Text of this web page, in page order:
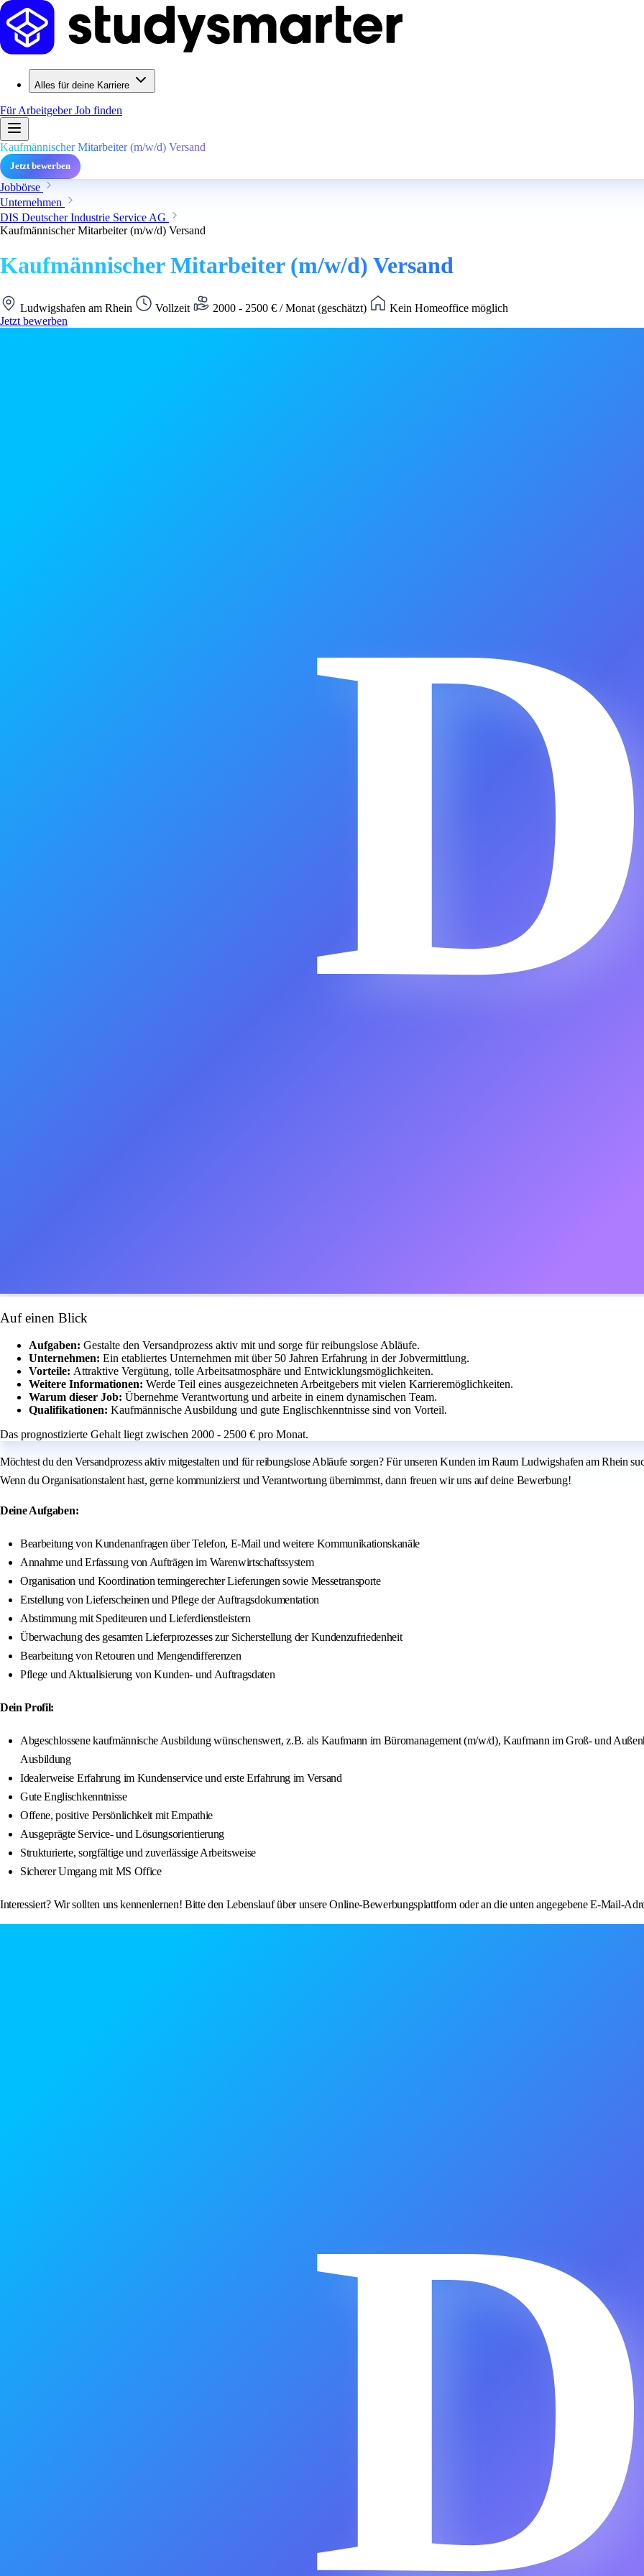
Alles für deine Karriere
Für ArbeitgeberJob finden
Kaufmännischer Mitarbeiter (m/w/d) Versand
Jetzt bewerben
Jobbörse
Unternehmen
DIS Deutscher Industrie Service AG
Kaufmännischer Mitarbeiter (m/w/d) Versand
Kaufmännischer Mitarbeiter (m/w/d) Versand
Ludwigshafen am Rhein Vollzeit 2000 - 2500 € / Monat (geschätzt)
Kein Homeoffice möglich
Jetzt bewerben
Auf einen Blick
Aufgaben: Gestalte den Versandprozess aktiv mit und sorge für reibungslose Abläufe.
Unternehmen: Ein etabliertes Unternehmen mit über 50 Jahren Erfahrung in der Jobvermittlung.
Vorteile: Attraktive Vergütung, tolle Arbeitsatmosphäre und Entwicklungsmöglichkeiten.
Weitere Informationen: Werde Teil eines ausgezeichneten Arbeitgebers mit vielen Karrieremöglichkeiten.
Warum dieser Job: Übernehme Verantwortung und arbeite in einem dynamischen Team.
Qualifikationen: Kaufmännische Ausbildung und gute Englischkenntnisse sind von Vorteil.
Das prognostizierte Gehalt liegt zwischen 2000 - 2500 € pro Monat.
Möchtest du den Versandprozess aktiv mitgestalten und für reibungslose Abläufe sorgen? Für unseren Kunden im Raum Ludwigshafen am Rhein
Wenn du Organisationstalent hast, gerne kommunizierst und Verantwortung übernimmst, dann freuen wir uns auf deine Bewerbung!
Deine Aufgaben:
Bearbeitung von Kundenanfragen über Telefon, E-Mail und weitere Kommunikationskanäle
Annahme und Erfassung von Aufträgen im Warenwirtschaftssystem
Organisation und Koordination termingerechter Lieferungen sowie Messetransporte
Erstellung von Lieferscheinen und Pflege der Auftragsdokumentation
Abstimmung mit Spediteuren und Lieferdienstleistern
Überwachung des gesamten Lieferprozesses zur Sicherstellung der Kundenzufriedenheit
Bearbeitung von Retouren und Mengendifferenzen
Pflege und Aktualisierung von Kunden- und Auftragsdaten
Dein Profil:
Abgeschlossene kaufmännische Ausbildung wünschenswert, z.B. als Kaufmann im Büromanagement (m/w/d), Kaufmann im Groß- und
Ausbildung
Idealerweise Erfahrung im Kundenservice und erste Erfahrung im Versand
Gute Englischkenntnisse
Offene, positive Persönlichkeit mit Empathie
Ausgeprägte Service- und Lösungsorientierung
Strukturierte, sorgfältige und zuverlässige Arbeitsweise
Sicherer Umgang mit MS Office
Interessiert? Wir sollten uns kennenlernen! Bitte den Lebenslauf über unsere Online-Bewerbungsplattform oder an die unten angegebene E-Mail-